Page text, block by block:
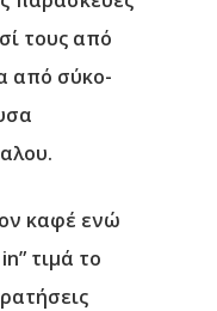
τους από
από σύκο-
καφέ ενώ
τιμά το